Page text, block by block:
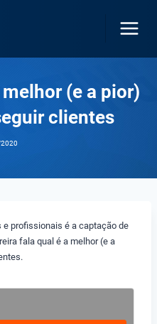
(e a pior)
clientes
e profissionais é a captação de
fala qual é a melhor (e a